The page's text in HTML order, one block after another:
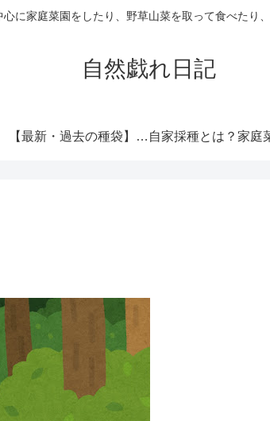
に家庭菜園をしたり、野草山菜を取って食べたり
自然戯れ日記
【最新・過去の種袋】ダイソーの種一覧まとめ！発売時期・全種類・栽培記録歴代リンク集